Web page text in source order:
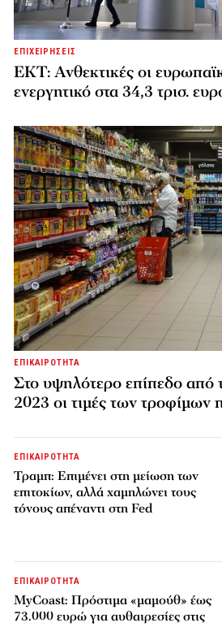
ΕΠΙΧΕΙΡΗΣΕΙΣ
ΕΚΤ: Ανθεκτικές οι
ενεργητικό στα 34,3 τρισ.
ΕΠΙΚΑΙΡΟΤΗΤΑ
Στο υψηλότερο επίπεδο από
2023 οι τιμές των τροφίμων
ΕΠΙΚΑΙΡΟΤΗΤΑ
Τραμπ: Επιμένει στη μείωση των
επιτοκίων, αλλά χαμηλώνει τους
τόνους απέναντι στη Fed
ΕΠΙΚΑΙΡΟΤΗΤΑ
MyCoast: Πρόστιμα «μαμούθ» έως
73.000 ευρώ για αυθαιρεσίες στις